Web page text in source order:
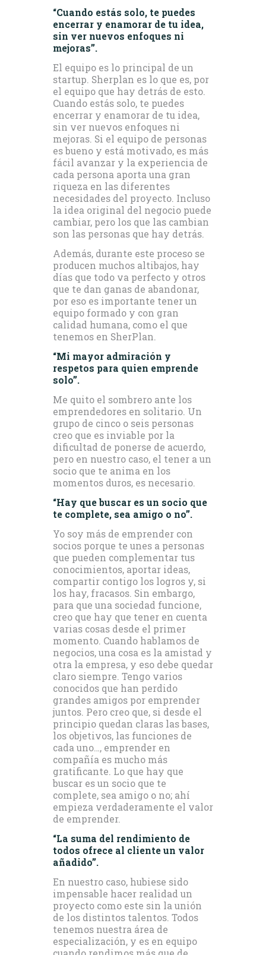
“Cuando estás solo, te puedes
encerrar y enamorar de tu idea,
sin ver nuevos enfoques ni
mejoras”.
El equipo es lo principal de un
startup. Sherplan es lo que es, por
el equipo que hay detrás de esto.
Cuando estás solo, te puedes
encerrar y enamorar de tu idea,
sin ver nuevos enfoques ni
mejoras. Si el equipo de personas
es bueno y está motivado, es más
fácil avanzar y la experiencia de
cada persona aporta una gran
riqueza en las diferentes
necesidades del proyecto. Incluso
la idea original del negocio puede
cambiar, pero los que las cambian
son las personas que hay detrás.
Además, durante este proceso se
producen muchos altibajos, hay
días que todo va perfecto y otros
que te dan ganas de abandonar,
por eso es importante tener un
equipo formado y con gran
calidad humana, como el que
tenemos en SherPlan.
“Mi mayor admiración y
respetos para quien emprende
solo”.
Me quito el sombrero ante los
emprendedores en solitario. Un
grupo de cinco o seis personas
creo que es inviable por la
dificultad de ponerse de acuerdo,
pero en nuestro caso, el tener a un
socio que te anima en los
momentos duros, es necesario.
“Hay que buscar es un socio que
te complete, sea amigo o no”.
Yo soy más de emprender con
socios porque te unes a personas
que pueden complementar tus
conocimientos, aportar ideas,
compartir contigo los logros y, si
los hay, fracasos. Sin embargo,
para que una sociedad funcione,
creo que hay que tener en cuenta
varias cosas desde el primer
momento. Cuando hablamos de
negocios, una cosa es la amistad y
otra la empresa, y eso debe quedar
claro siempre. Tengo varios
conocidos que han perdido
grandes amigos por emprender
juntos. Pero creo que, si desde el
principio quedan claras las bases,
los objetivos, las funciones de
cada uno…, emprender en
compañía es mucho más
gratificante. Lo que hay que
buscar es un socio que te
complete, sea amigo o no; ahí
empieza verdaderamente el valor
de emprender.
“La suma del rendimiento de
todos ofrece al cliente un valor
añadido”.
En nuestro caso, hubiese sido
impensable hacer realidad un
proyecto como este sin la unión
de los distintos talentos. Todos
tenemos nuestra área de
especialización, y es en equipo